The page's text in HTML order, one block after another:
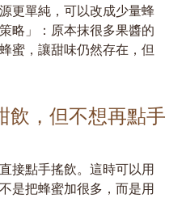
更單純，可以改成少量蜂
略」：原本抹很多果醬的
蜜，讓甜味仍然存在，但
飲，但不想再點手
接點手搖飲。這時可以用
是把蜂蜜加很多，而是用